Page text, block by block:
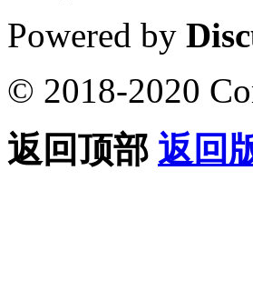
Powered by
© 2018-2020
返回顶部 返回